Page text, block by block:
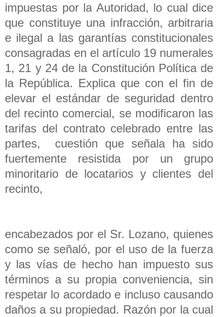
impuestas por la Autoridad, lo cual dice
que constituye una infracción, arbitraria
e ilegal a las garantías constitucionales
consagradas en el artículo 19 numerales
1, 21 y 24 de la Constitución Política de
la República. Explica que con el fin de
elevar el estándar de seguridad dentro
del recinto comercial, se modificaron las
tarifas del contrato celebrado entre las
partes, cuestión que señala ha sido
fuertemente resistida por un grupo
minoritario de locatarios y clientes del
recinto,
encabezados por el Sr. Lozano, quienes
como se señaló, por el uso de la fuerza
y las vías de hecho han impuesto sus
términos a su propia conveniencia, sin
respetar lo acordado e incluso causando
daños a su propiedad. Razón por la cual